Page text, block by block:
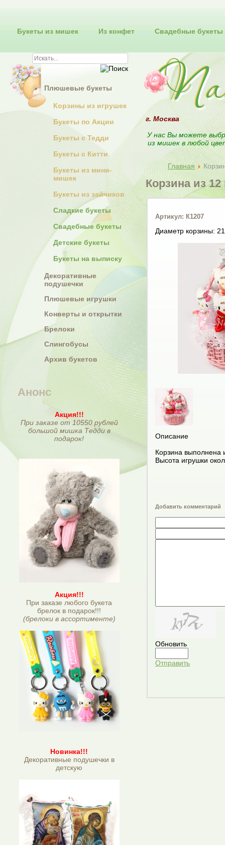
Букеты из мишек Из конфет Свадебные букеты
Плюшевые букеты
Корзины из игрушек
Букеты по Акции
Букеты с Тедди
Букеты с Китти
Букеты из мини-
мишек
Букеты из зайчиков
Сладкие букеты
Свадебные букеты
Детские букеты
Букеты на выписку
Декоративные
подушечки
Плюшевые игрушки
Конверты и открытки
Брелоки
Слингобусы
Архив букетов
Анонс
Акция!!!
При заказе от 10550 рублей
большой мишка Тедди в
подарок!
Акция!!!
При заказе любого букета
брелок в подарок!!!
(брелоки в ассортименте)
Новинка!!!
Декоративные подушечки в
детскую
г. Москва
У нас Вы можете
из мишек в любой
Главная
Корзина из
Артикул: К1207
Диаметр корзины:
Описание
Корзина выполнена
Высота игрушки
Добавить комментарий
Обновить
Отправить